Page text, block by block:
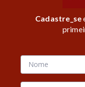
Roupas
Cadastre_se